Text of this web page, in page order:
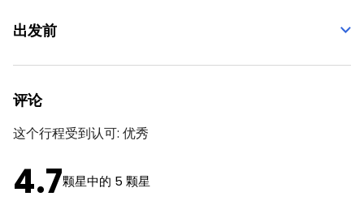
出发前
评论
这个行程受到认可: 优秀
4.7颗星中的 5 颗星